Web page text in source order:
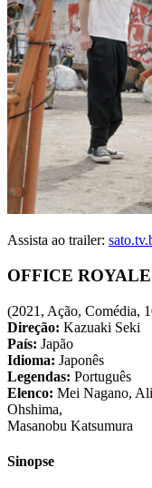
Assista ao trailer:
OFFICE ROYALE
(2021, Ação, Comédia,
Direção: Kazuaki Seki
País: Japão
Idioma: Japonês
Legendas: Português
Elenco: Mei Nagano,
Ohshima,
Masanobu Katsumura
Sinopse